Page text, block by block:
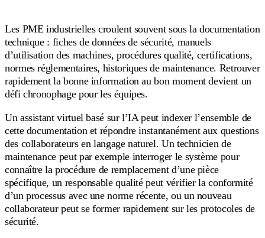
Les PME industrielles croulent souvent sous la documentation
technique : fiches de données de sécurité, manuels
d’utilisation des machines, procédures qualité, certifications,
normes réglementaires, historiques de maintenance. Retrouver
rapidement la bonne information au bon moment devient un
défi chronophage pour les équipes.
Un assistant virtuel basé sur l’IA peut indexer l’ensemble de
cette documentation et répondre instantanément aux questions
des collaborateurs en langage naturel. Un technicien de
maintenance peut par exemple interroger le système pour
connaître la procédure de remplacement d’une pièce
spécifique, un responsable qualité peut vérifier la conformité
d’un processus avec une norme récente, ou un nouveau
collaborateur peut se former rapidement sur les protocoles de
sécurité.